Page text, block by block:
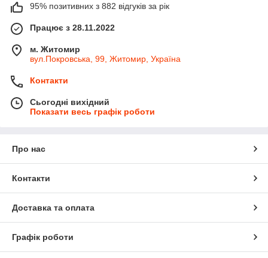
95% позитивних з 882 відгуків за рік
Працює з 28.11.2022
м. Житомир
вул.Покровська, 99, Житомир, Україна
Контакти
Сьогодні вихідний
Показати весь графік роботи
Про нас
Контакти
Доставка та оплата
Графік роботи